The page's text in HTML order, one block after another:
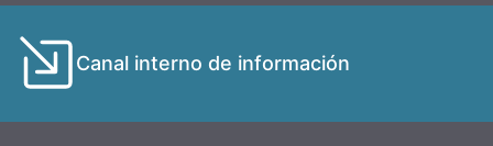
Canal interno de información